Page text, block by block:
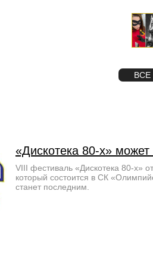
ВСЕ
«Дискотека 80-х» может
VIII фестиваль «Дискотека 80-х»
который состоится в СК
станет последним.